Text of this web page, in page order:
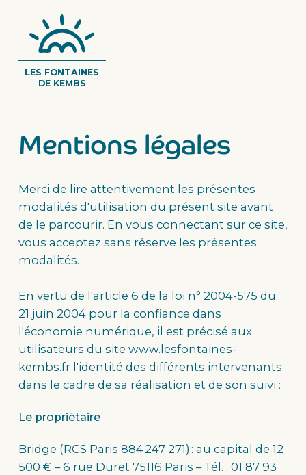
LES FONTAINES
DE KEMBS
Mentions légales
Merci de lire attentivement les présentes
modalités d'utilisation du présent site avant
de le parcourir. En vous connectant sur ce site,
vous acceptez sans réserve les présentes
modalités.
En vertu de l'article 6 de la loi n° 2004-575 du
21 juin 2004 pour la confiance dans
l'économie numérique, il est précisé aux
utilisateurs du site www.lesfontaines-
kembs.fr l'identité des différents intervenants
dans le cadre de sa réalisation et de son suivi :
Le propriétaire
Bridge (RCS Paris 884 247 271) : au capital de 12
500 € – 6 rue Duret 75116 Paris – Tél. : 01 87 93